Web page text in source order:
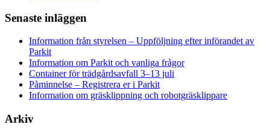
Senaste inläggen
Information från styrelsen – Uppföljning efter införandet av
Parkit
Information om Parkit och vanliga frågor
Container för trädgårdsavfall 3–13 juli
Påminnelse – Registrera er i Parkit
Information om gräsklippning och robotgräsklippare
Arkiv